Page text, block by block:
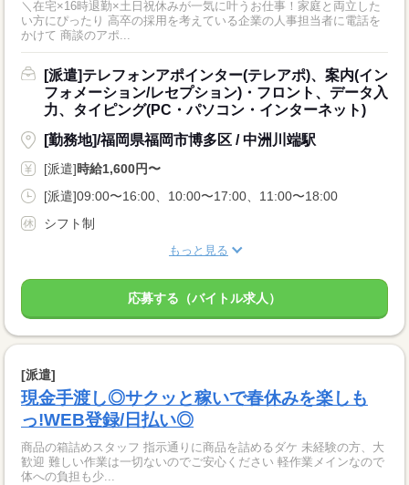
＼在宅×16時退勤×土日祝休みが一気に叶うお仕事！家庭と両立した
い方にぴったり 高卒の採用を考えている企業の人事担当者に電話を
かけて 商談のアポ...
[派遣]テレフォンアポインター(テレアポ)、案内(イン
フォメーション/レセプション)・フロント、データ入
力、タイピング(PC・パソコン・インターネット)
[勤務地]/福岡県福岡市博多区 / 中洲川端駅
[派遣]時給1,600円〜
[派遣]09:00〜16:00、10:00〜17:00、11:00〜18:00
シフト制
もっと見る
応募する（バイトル求人）
[派遣]
現金手渡し◎サクッと稼いで春休みを楽しも
っ!WEB登録/日払い◎
商品の箱詰めスタッフ 指示通りに商品を詰めるダケ 未経験の方、大
歓迎 難しい作業は一切ないのでご安心ください 軽作業メインなので
体への負担も少...